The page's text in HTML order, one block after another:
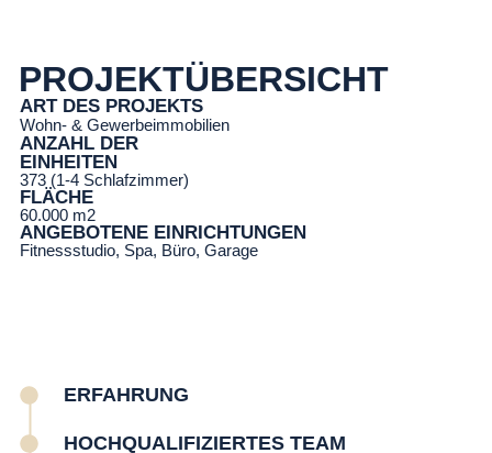
PROJEKTÜBERSICHT
ART DES PROJEKTS
Wohn- & Gewerbeimmobilien
ANZAHL DER
EINHEITEN
373 (1-4 Schlafzimmer)
FLÄCHE
60.000 m2
ANGEBOTENE EINRICHTUNGEN
Fitnessstudio, Spa, Büro, Garage
ERFAHRUNG
HOCHQUALIFIZIERTES TEAM